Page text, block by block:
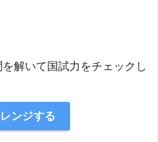
解いて国試力をチェックし
ンジする